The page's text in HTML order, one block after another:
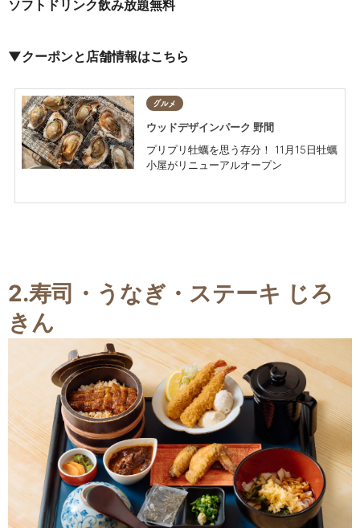
ソフトドリンク飲み放題無料
▼クーポンと店舗情報はこちら
グルメ
ウッドデザインパーク 野間
プリプリ牡蠣を思う存分！ 11月15日牡蠣
小屋がリニューアルオープン
2.寿司・うなぎ・ステーキ じろ
きん